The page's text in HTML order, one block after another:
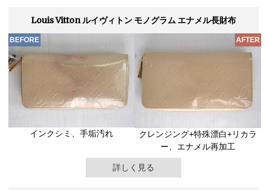
Louis Vitton ルイヴィトン モノグラム エナメル長財布
インクシミ、手垢汚れ
クレンジング+特殊漂白+リカラ
ー、エナメル再加工
詳しく見る